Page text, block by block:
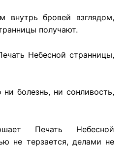
внутрь бровей взглядом,
получают.
Небесной странницы,
ни болезнь, ни сонливость,
Печать Небесной
не терзается, делами не